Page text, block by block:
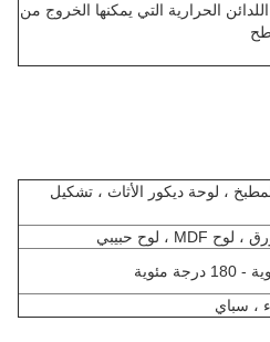
الحرارية التي يمكنها الخروج من
، لوحة ديكور الأثاث ، تشكيل
، سباي